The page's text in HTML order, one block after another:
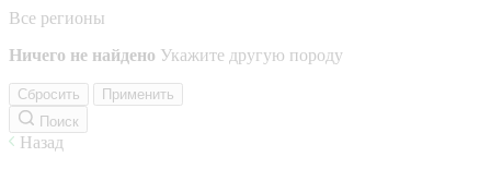
Все регионы
Ничего не найдено Укажите другую породу
Сбросить
Применить
Поиск
Назад